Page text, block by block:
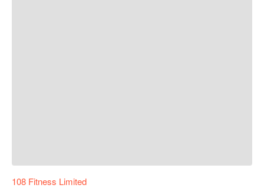
108 Fitness Limited